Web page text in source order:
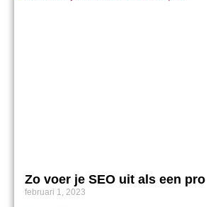
Zo voer je SEO uit als een pro
februari 1, 2023